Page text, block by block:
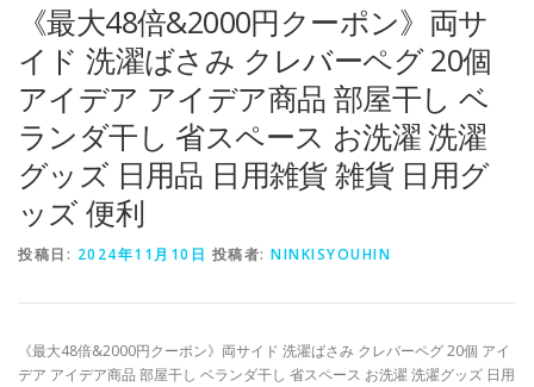
《最大48倍&2000円クーポン》両サ
イド 洗濯ばさみ クレバーペグ 20個
アイデア アイデア商品 部屋干し ベ
ランダ干し 省スペース お洗濯 洗濯
グッズ 日用品 日用雑貨 雑貨 日用グ
ッズ 便利
投稿日: 2024年11月10日 投稿者: NINKISYOUHIN
《最大48倍&2000円クーポン》両サイド 洗濯ばさみ クレバーペグ 20個 アイ
デア アイデア商品 部屋干し ベランダ干し 省スペース お洗濯 洗濯グッズ 日用